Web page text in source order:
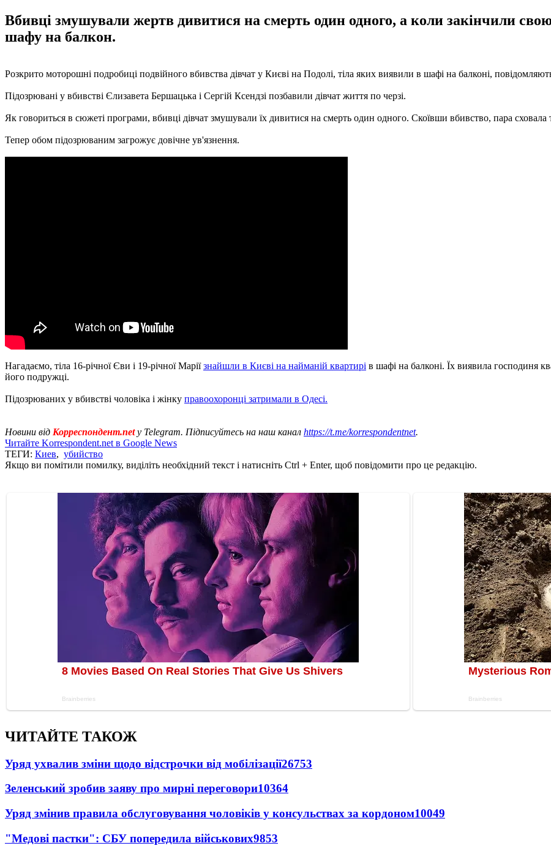
Вбивці змушували жертв дивитися на смерть один одного, а коли закінчили свою
шафу на балкон.
Розкрито моторошні подробиці подвійного вбивства дівчат у Києві на Подолі, тіла яких виявили в шафі на балконі,
Підозрювані у вбивстві Єлизавета Бершацька і Сергій Ксендзі позбавили дівчат життя по черзі.
Як говориться в сюжеті програми, вбивці дівчат змушували їх дивитися на смерть один одного. Скоївши вбивство, пара сховала
Тепер обом підозрюваним загрожує довічне ув'язнення.
Нагадаємо, тіла 16-річної Єви і 19-річної Маріїзнайшли в Києві на найманій квартирі в шафі на балконі. Їх виявила господиня
його подружці.
Підозрюваних у вбивстві чоловіка і жінку правоохоронці затримали в Одесі.
Новини від Корреспондент.net у Telegram. Підписуйтесь на наш канал https://t.me/korrespondentnet.
Читайте Korrespondent.net в Google News
ТЕГИ: Киев, убийство
Якщо ви помітили помилку, виділіть необхідний текст і натисніть Ctrl + Enter, щоб повідомити про це редакцію.
ЧИТАЙТЕ ТАКОЖ
Уряд ухвалив зміни щодо відстрочки від мобілізації26753
Зеленський зробив заяву про мирні переговори10364
Уряд змінив правила обслуговування чоловіків у консульствах за кордоном10049
"Медові пастки": СБУ попередила військових9853